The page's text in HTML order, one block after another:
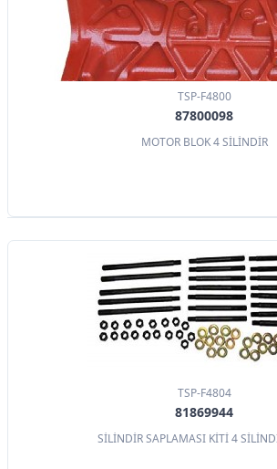
TSP-F4800
87800098
MOTOR BLOK 4 SİLİNDİR
TSP-F4804
81869944
SİLİNDİR SAPLAMASI KİTİ 4